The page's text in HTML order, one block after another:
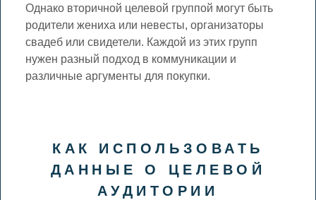
Однако вторичной целевой группой могут быть
родители жениха или невесты, организаторы
свадеб или свидетели. Каждой из этих групп
нужен разный подход в коммуникации и
различные аргументы для покупки.
КАК ИСПОЛЬЗОВАТЬ
ДАННЫЕ О ЦЕЛЕВОЙ
АУДИТОРИИ